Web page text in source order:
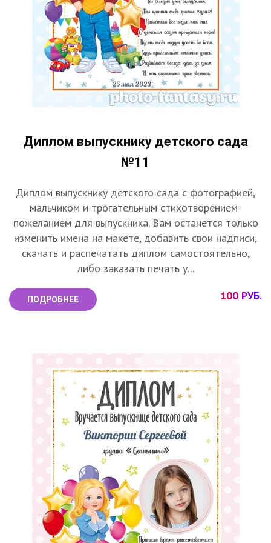
Диплом выпускнику детского сада
№11
Диплом выпускнику детского сада с фотографией,
мальчиком и трогательным стихотворением-
пожеланием для выпускника. Вам останется только
изменить имена на макете, добавить свои надписи,
скачать и распечатать диплом самостоятельно,
либо заказать печать у...
ПОДРОБНЕЕ 100 РУБ.